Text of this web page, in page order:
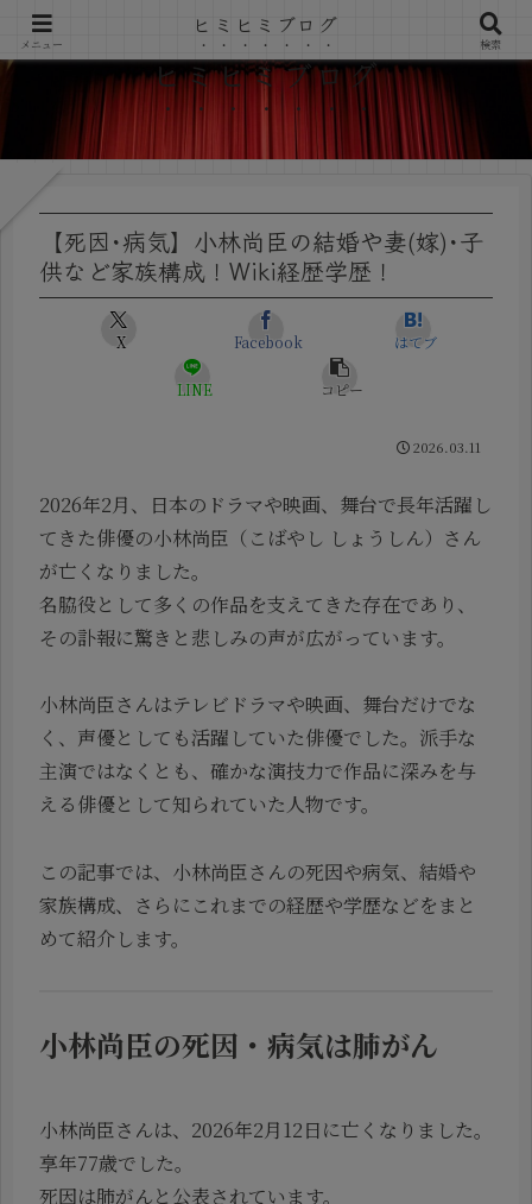
ヒミヒミブログ
【死因･病気】小林尚臣の結婚や妻(嫁)･子
供など家族構成！Wiki経歴学歴！
X Facebook はてブ
LINE コピー
2026.03.11
2026年2月、日本のドラマや映画、舞台で長年活躍し
てきた俳優の小林尚臣（こばやし しょうしん）さん
が亡くなりました。
名脇役として多くの作品を支えてきた存在であり、
その訃報に驚きと悲しみの声が広がっています。
小林尚臣さんはテレビドラマや映画、舞台だけでな
く、声優としても活躍していた俳優でした。派手な
主演ではなくとも、確かな演技力で作品に深みを与
える俳優として知られていた人物です。
この記事では、小林尚臣さんの死因や病気、結婚や
家族構成、さらにこれまでの経歴や学歴などをまと
めて紹介します。
小林尚臣の死因・病気は肺がん
小林尚臣さんは、2026年2月12日に亡くなりました。
享年77歳でした。
死因は肺がんと公表されています。
メニュー
ヒミヒミブログ
検索